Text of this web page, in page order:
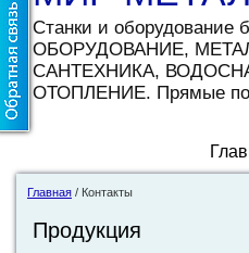
Станки и
ОБОРУДОВАНИЕ,
САНТЕХНИКА,
ОТОПЛЕНИЕ. Прямые
Главная / Контакты
Продукция